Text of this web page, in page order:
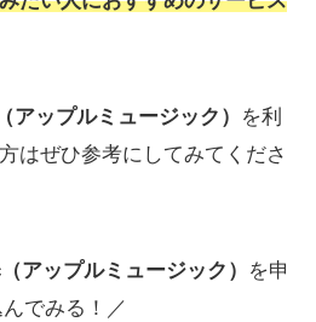
ップルミュージック）
を利
はぜひ参考にしてみてくださ
アップルミュージック）
を申
んでみる！／